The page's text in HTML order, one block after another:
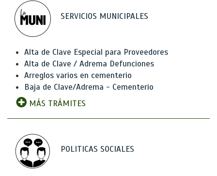
SERVICIOS MUNICIPALES
Alta de Clave Especial para Proveedores
Alta de Clave / Adrema Defunciones
Arreglos varios en cementerio
Baja de Clave/Adrema - Cementerio
MÁS TRÁMITES
POLITICAS SOCIALES